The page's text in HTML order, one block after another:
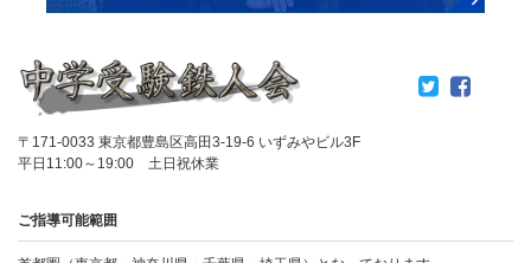
〒171-0033 東京都豊島区高田3-19-6 いずみやビル3F
平日11:00～19:00 土日祝休業
ご指導可能範囲